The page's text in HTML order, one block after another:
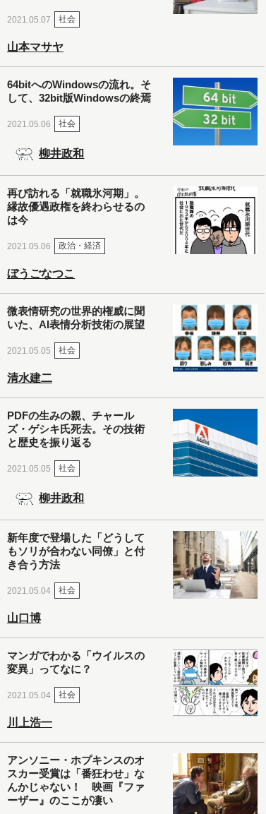
2021.05.07 社会
山本マサヤ
64bitへのWindowsの流れ。そ
して、32bit版Windowsの終焉
2021.05.06 社会
柳井政和
再び訪れる「就職氷河期」。
縁故優遇政権を終わらせるの
は今
2021.05.06 政治・経済
ぼうごなつこ
微表情研究の世界的権威に聞
いた、AI表情分析技術の展望
2021.05.05 社会
清水建二
PDFの生みの親、チャール
ズ・ゲシキ氏死去。その技術
と歴史を振り返る
2021.05.05 社会
柳井政和
新年度で登場した「どうして
もソリが合わない同僚」と付
き合う方法
2021.05.04 社会
山口博
マンガでわかる「ウイルスの
変異」ってなに？
2021.05.04 社会
川上浩一
アンソニー・ホプキンスのオ
スカー受賞は「番狂わせ」な
んかじゃない！ 映画『ファ
ーザー』のここが凄い